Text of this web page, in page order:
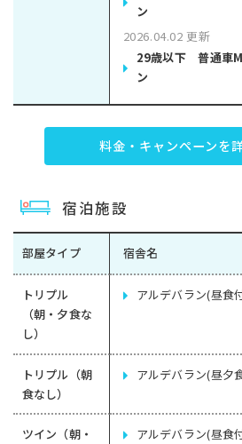
ン
2026.04.02 更新
29歳以下 普通車
ン
料金・キャンペーンを
宿泊施設
部屋タイプ 宿舎名
トリプル
（朝・夕食な
し）
アルデバラン(昼食
トリプル（朝
食なし）
アルデバラン(昼夕
ツイン（朝・
アルデバラン(昼食